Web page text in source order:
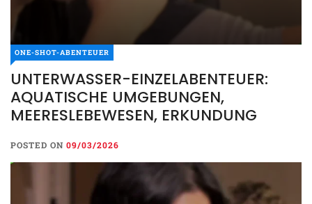
ONE-SHOT-ABENTEUER
UNTERWASSER-EINZELABENTEUER:
AQUATISCHE UMGEBUNGEN,
MEERESLEBEWESEN, ERKUNDUNG
POSTED ON 09/03/2026